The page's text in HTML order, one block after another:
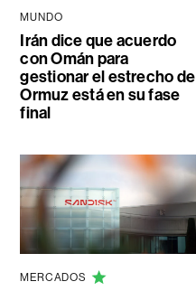
MUNDO
Irán dice que acuerdo
con Omán para
gestionar el estrecho de
Ormuz está en su fase
final
MERCADOS